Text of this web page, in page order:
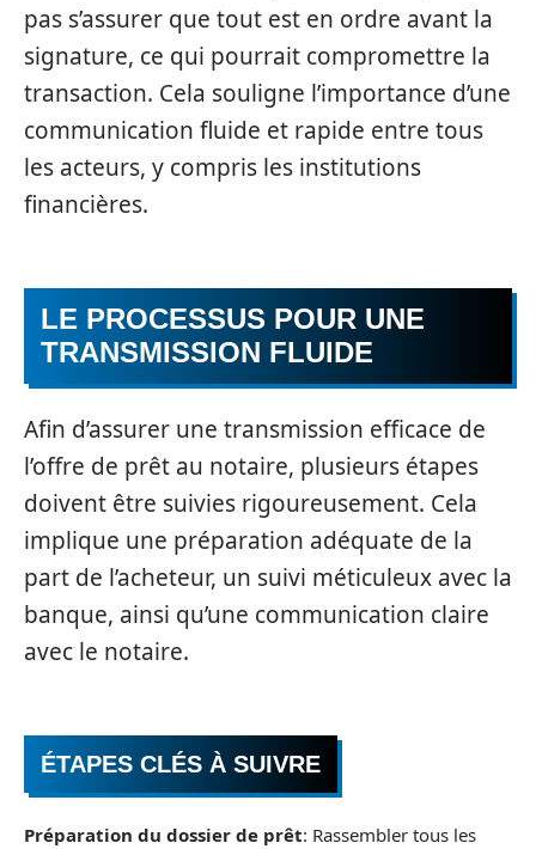
pas s’assurer que tout est en ordre avant la
signature, ce qui pourrait compromettre la
transaction. Cela souligne l’importance d’une
communication fluide et rapide entre tous
les acteurs, y compris les institutions
financières.
LE PROCESSUS POUR UNE
TRANSMISSION FLUIDE
Afin d’assurer une transmission efficace de
l’offre de prêt au notaire, plusieurs étapes
doivent être suivies rigoureusement. Cela
implique une préparation adéquate de la
part de l’acheteur, un suivi méticuleux avec la
banque, ainsi qu’une communication claire
avec le notaire.
ÉTAPES CLÉS À SUIVRE
Préparation du dossier de prêt: Rassembler tous les